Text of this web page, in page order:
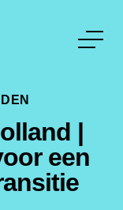
|
een